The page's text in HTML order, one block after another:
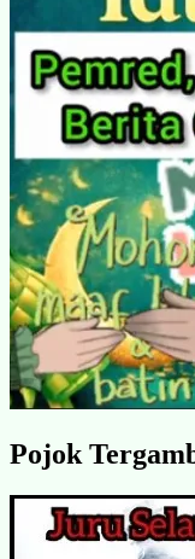
Pojok